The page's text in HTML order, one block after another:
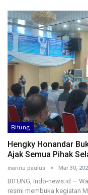
Bitung
Hengky Honandar
Ajak Semua Pihak
marinu paulus Mar 30,
BITUNG, Indo-news.id —
resmi membuka kegiatan